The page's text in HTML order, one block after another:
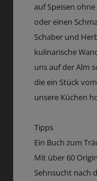
auf Speisen
oder einen
Schaber und
kulinarische
uns auf der Alm
die ein Stück
unsere Küchen
Tipps
Ein Buch zum
Mit über 60
Sehnsucht nach